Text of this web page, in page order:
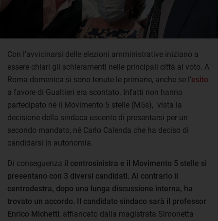
Con l’avvicinarsi delle elezioni amministrative iniziano a
essere chiari gli schieramenti nelle principali città al voto. A
Roma domenica si sono tenute le primarie, anche se l’esito
a favore di Gualtieri era scontato. Infatti non hanno
partecipato né il Movimento 5 stelle (M5s), vista la
decisione della sindaca uscente di presentarsi per un
secondo mandato, né Carlo Calenda che ha deciso di
candidarsi in autonomia.
Di conseguenza il centrosinistra e il Movimento 5 stelle si
presentano con 3 diversi candidati. Al contrario il
centrodestra, dopo una lunga discussione interna, ha
trovato un accordo. Il candidato sindaco sarà il professor
Enrico Michetti, affiancato dalla magistrata Simonetta